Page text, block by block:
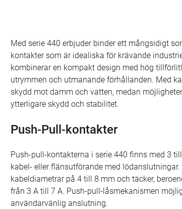
Med serie 440 erbjuder binder ett mångsidigt
kontakter som är idealiska för krävande
kombinerar en kompakt design med hög
utrymmen och utmanande förhållanden. Med
skydd mot damm och vatten, medan
ytterligare skydd och stabilitet.
Push-Pull-kontakter
Push-pull-kontakterna i serie 440 finns med 3
kabel- eller flänsutförande med
kabeldiametrar på 4 till 8 mm och täcker,
från 3 A till 7 A. Push-pull-låsmekanismen
användarvänlig anslutning.